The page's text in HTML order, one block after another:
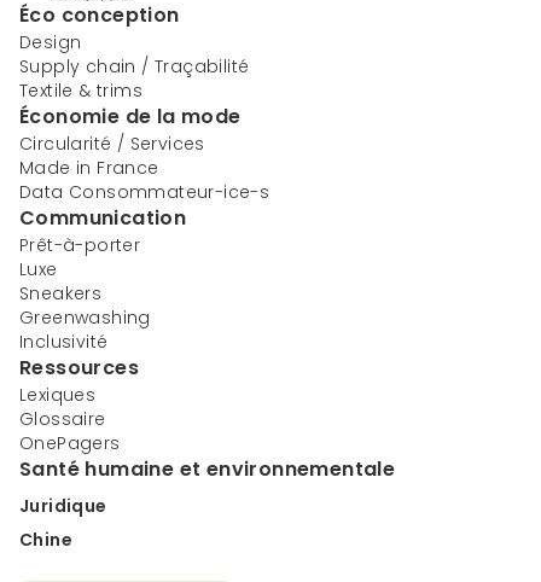
Éco conception
Design
Supply chain / Traçabilité
Textile & trims
Économie de la mode
Circularité / Services
Made in France
Data Consommateur-ice-s
Communication
Prêt-à-porter
Luxe
Sneakers
Greenwashing
Inclusivité
Ressources
Lexiques
Glossaire
OnePagers
Santé humaine et environnementale
Juridique
Chine